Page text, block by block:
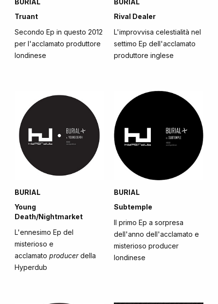
BURIAL
Truant
Secondo Ep in questo 2012
per l'acclamato produttore
londinese
BURIAL
Rival Dealer
L'improvvisa celestialità nel
settimo Ep dell'acclamato
produttore inglese
BURIAL
Young
Death/Nightmarket
L'ennesimo Ep del
misterioso e
acclamato producerdella
Hyperdub
BURIAL
Subtemple
Il primo Ep a sorpresa
dell'anno dell'acclamato e
misterioso producer
londinese